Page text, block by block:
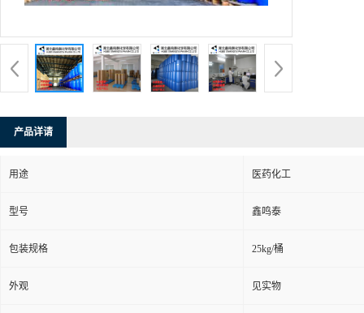
产品详请
用途 医药化工
型号 鑫鸣泰
包装规格 25kg/桶
外观 见实物